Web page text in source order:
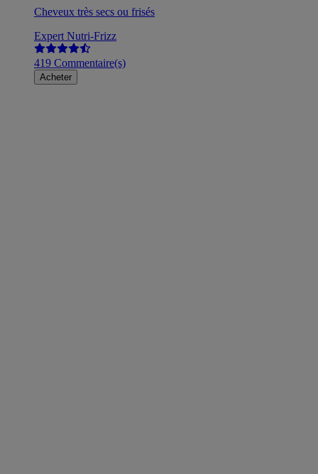
Cheveux très secs ou frisés
Expert Nutri-Frizz
419 Commentaire(s)
Acheter